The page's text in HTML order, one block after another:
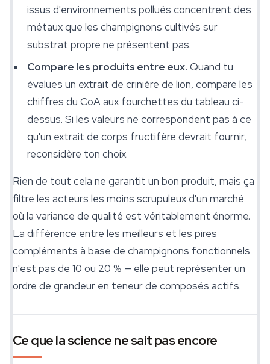
issus d'environnements pollués concentrent des
métaux que les champignons cultivés sur
substrat propre ne présentent pas.
Compare les produits entre eux. Quand tu
évalues un extrait de crinière de lion, compare les
chiffres du CoA aux fourchettes du tableau ci-
dessus. Si les valeurs ne correspondent pas à ce
qu'un extrait de corps fructifère devrait fournir,
reconsidère ton choix.
Rien de tout cela ne garantit un bon produit, mais ça
filtre les acteurs les moins scrupuleux d'un marché
où la variance de qualité est véritablement énorme.
La différence entre les meilleurs et les pires
compléments à base de champignons fonctionnels
n'est pas de 10 ou 20 % — elle peut représenter un
ordre de grandeur en teneur de composés actifs.
Ce que la science ne sait pas encore